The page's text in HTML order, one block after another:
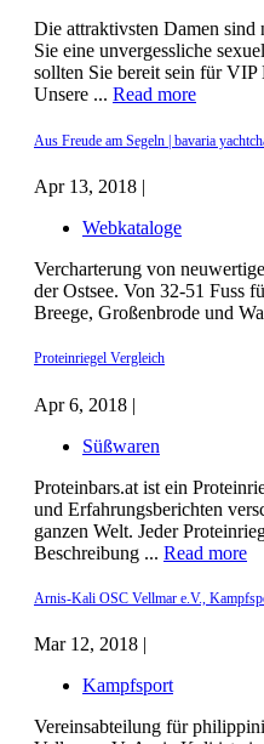
Die attraktivsten Damen
Sie eine unvergessliche
sollten Sie bereit sein für VIP
Unsere ... Read more
Aus Freude am Segeln | bavaria
Apr 13, 2018 |
Webkataloge
Vercharterung von
der Ostsee. Von 32-51 Fuss
Breege, Großenbrode und
Proteinriegel Vergleich
Apr 6, 2018 |
Süßwaren
Proteinbars.at ist ein
und Erfahrungsberichten
ganzen Welt. Jeder
Beschreibung ... Read more
Arnis-Kali OSC Vellmar e.V.,
Mar 12, 2018 |
Kampfsport
Vereinsabteilung für